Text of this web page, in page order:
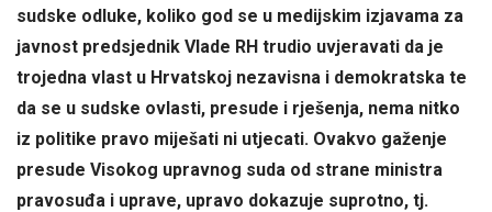
sudske odluke, koliko god se u medijskim izjavama za
javnost predsjednik Vlade RH trudio uvjeravati da je
trojedna vlast u Hrvatskoj nezavisna i demokratska te
da se u sudske ovlasti, presude i rješenja, nema nitko
iz politike pravo miješati ni utjecati. Ovakvo gaženje
presude Visokog upravnog suda od strane ministra
pravosuđa i uprave, upravo dokazuje suprotno, tj.